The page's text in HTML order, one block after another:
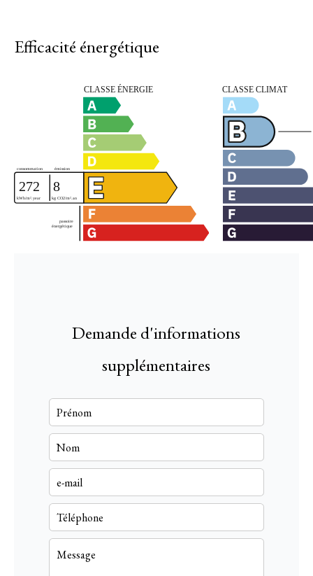
Efficacité énergétique
Demande d'informations
supplémentaires